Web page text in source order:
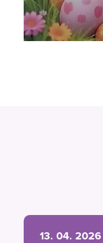
13. 04. 2026